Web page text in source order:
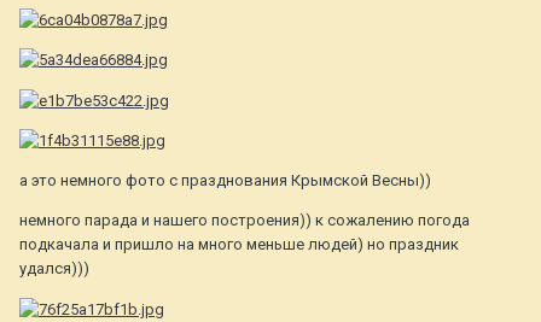
а это немного фото с празднования Крымской Весны))
немного парада и нашего построения)) к сожалению погода
подкачала и пришло на много меньше людей) но праздник
удался)))